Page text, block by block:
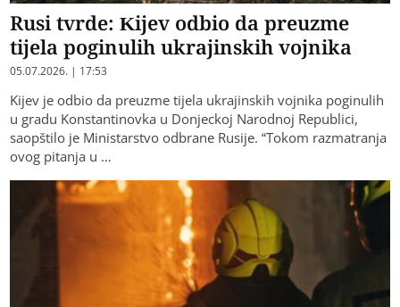
Rusi tvrde: Kijev odbio da preuzme
tijela poginulih ukrajinskih vojnika
05.07.2026. | 17:53
Kijev je odbio da preuzme tijela ukrajinskih vojnika poginulih
u gradu Konstantinovka u Donjeckoj Narodnoj Republici,
saopštilo je Ministarstvo odbrane Rusije. “Tokom razmatranja
ovog pitanja u …